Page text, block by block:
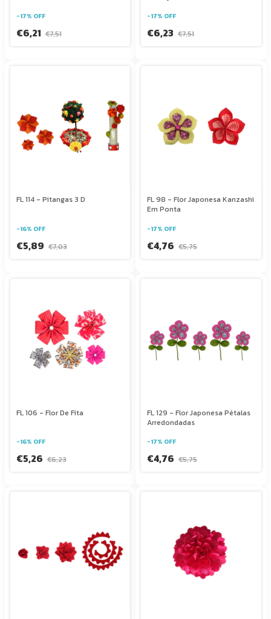
-17% OFF
€6,21 €7,51
-17% OFF
€6,23 €7,51
FL 114 - Pitangas 3 D
-16% OFF
€5,89 €7,03
FL 98 - Flor Japonesa Kanzashi
Em Ponta
-17% OFF
€4,76 €5,75
FL 106 - Flor De Fita
-16% OFF
€5,26 €6,23
FL 129 - Flor Japonesa Pétalas
Arredondadas
-17% OFF
€4,76 €5,75